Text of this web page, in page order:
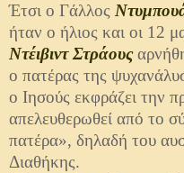
Έτσι ο Γάλλος
ήταν ο ήλιος και οι 12
Ντέιβιντ Στράους
ο πατέρας της
ο Ιησούς εκφράζει την
απελευθερωθεί από το
πατέρα», δηλαδή του
Διαθήκης.